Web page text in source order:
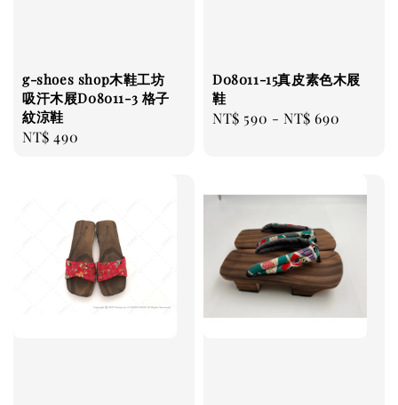
g-shoes shop木鞋工坊
吸汗木屐D08011-3 格子
紋涼鞋
Regular
NT$ 490
D08011-15真皮素色木屐
鞋
Regular
NT$ 590 -NT$ 690